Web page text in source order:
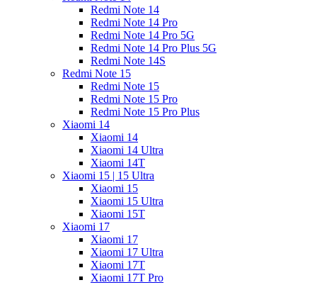
Redmi Note 14
Redmi Note 14 Pro
Redmi Note 14 Pro 5G
Redmi Note 14 Pro Plus 5G
Redmi Note 14S
Redmi Note 15
Redmi Note 15
Redmi Note 15 Pro
Redmi Note 15 Pro Plus
Xiaomi 14
Xiaomi 14
Xiaomi 14 Ultra
Xiaomi 14T
Xiaomi 15 | 15 Ultra
Xiaomi 15
Xiaomi 15 Ultra
Xiaomi 15T
Xiaomi 17
Xiaomi 17
Xiaomi 17 Ultra
Xiaomi 17T
Xiaomi 17T Pro